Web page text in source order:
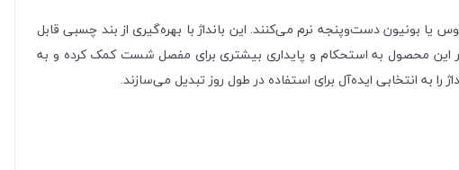
بونیون دست‌وپنجه نرم می‌کنند. این بانداژ با بهره‌گیری از بند چسبی قابل
این محصول به استحکام و پایداری بیشتری برای مفصل شست کمک کرده و به
انتخابی ایده‌آل برای استفاده در طول روز تبدیل می‌سازند.